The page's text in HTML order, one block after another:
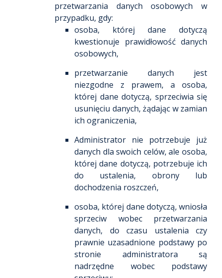
przetwarzania danych osobowych w
przypadku, gdy:
osoba, której dane dotyczą
kwestionuje prawidłowość danych
osobowych,
przetwarzanie danych jest
niezgodne z prawem, a osoba,
której dane dotyczą, sprzeciwia się
usunięciu danych, żądając w zamian
ich ograniczenia,
Administrator nie potrzebuje już
danych dla swoich celów, ale osoba,
której dane dotyczą, potrzebuje ich
do ustalenia, obrony lub
dochodzenia roszczeń,
osoba, której dane dotyczą, wniosła
sprzeciw wobec przetwarzania
danych, do czasu ustalenia czy
prawnie uzasadnione podstawy po
stronie administratora są
nadrzędne wobec podstawy